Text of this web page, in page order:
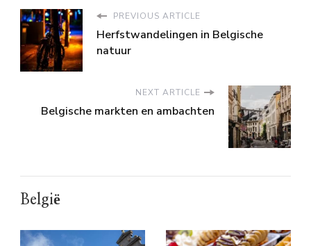
PREVIOUS ARTICLE
Herfstwandelingen in Belgische
natuur
NEXT ARTICLE
Belgische markten en ambachten
België